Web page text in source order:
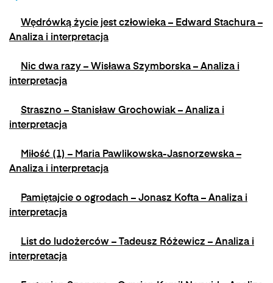
naciśniecie przycisku "wypisz się" znajdującego
się w wiadomościach e-mail od nas.
Wędrówką życie jest człowieka – Edward Stachura –
Analiza i interpretacja
Nic dwa razy – Wisława Szymborska – Analiza i
interpretacja
Straszno – Stanisław Grochowiak – Analiza i
interpretacja
Miłość (1) – Maria Pawlikowska-Jasnorzewska –
Analiza i interpretacja
Pamiętajcie o ogrodach – Jonasz Kofta – Analiza i
interpretacja
List do ludożerców – Tadeusz Różewicz – Analiza i
interpretacja